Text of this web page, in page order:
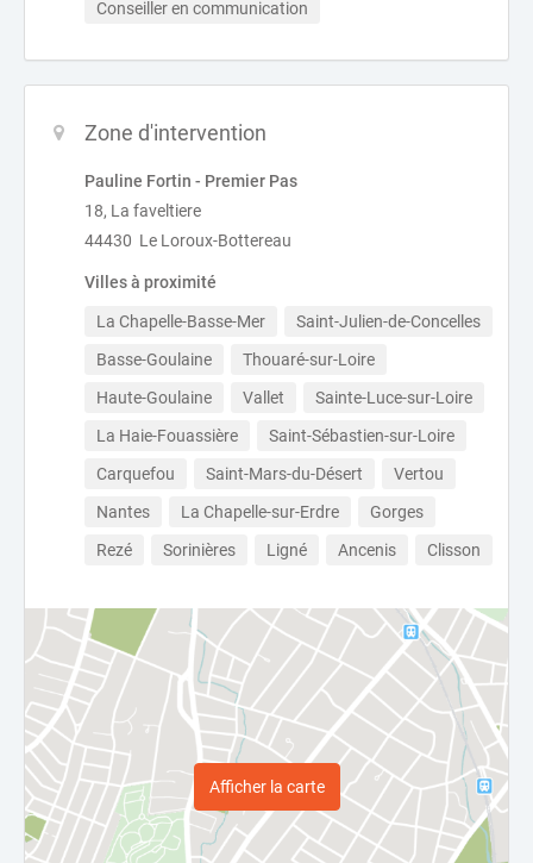
Conseiller en communication
Zone d'intervention
Pauline Fortin - Premier Pas
18, La faveltiere
44430 Le Loroux-Bottereau
Villes à proximité
La Chapelle-Basse-Mer
Saint-Julien-de-Concelles
Basse-Goulaine
Thouaré-sur-Loire
Haute-Goulaine
Vallet
Sainte-Luce-sur-Loire
La Haie-Fouassière
Saint-Sébastien-sur-Loire
Carquefou
Saint-Mars-du-Désert
Vertou
Nantes
La Chapelle-sur-Erdre
Gorges
Rezé
Sorinières Ligné Ancenis Clisson
Afficher la carte